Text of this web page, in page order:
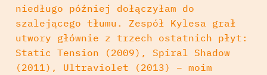
niedługo później dołączyłam do
szalejącego tłumu. Zespół Kylesa grał
utwory głównie z trzech ostatnich płyt:
Static Tension (2009), Spiral Shadow
(2011), Ultraviolet (2013) – moim